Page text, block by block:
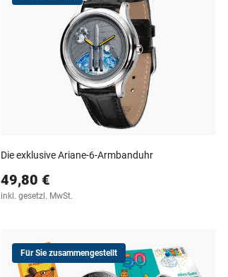
Die exklusive Ariane-6-Armbanduhr
49,80 €
inkl. gesetzl. MwSt.
Für Sie zusammengestellt